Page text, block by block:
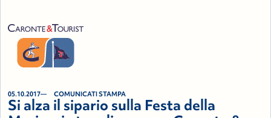
05.10.2017 COMUNICATI STAMPA
Si alza il sipario sulla Festa della